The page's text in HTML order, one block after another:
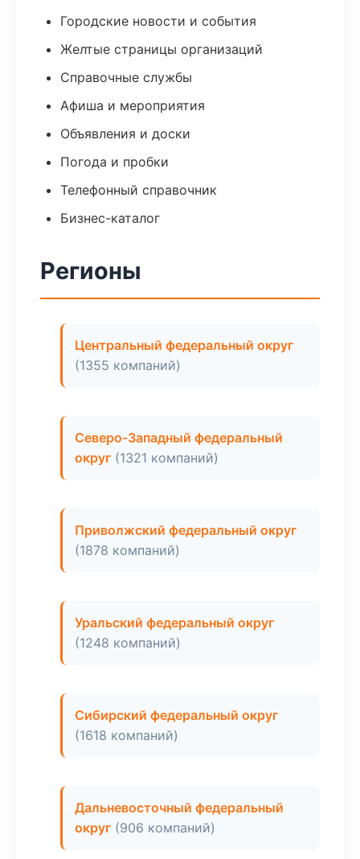
Городские новости и события
Желтые страницы организаций
Справочные службы
Афиша и мероприятия
Объявления и доски
Погода и пробки
Телефонный справочник
Бизнес-каталог
Регионы
Центральный федеральный округ
(1355 компаний)
Северо-Западный федеральный
округ (1321 компаний)
Приволжский федеральный округ
(1878 компаний)
Уральский федеральный округ
(1248 компаний)
Сибирский федеральный округ
(1618 компаний)
Дальневосточный федеральный
округ (906 компаний)